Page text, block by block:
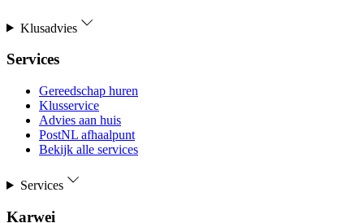
Klusadvies
Services
Gereedschap huren
Klusservice
Advies aan huis
PostNL afhaalpunt
Bekijk alle services
Services
Karwei